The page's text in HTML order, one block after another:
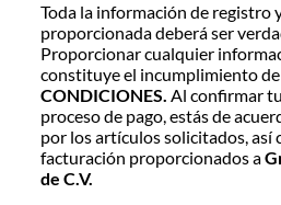
Toda la información de registro
proporcionada deberá ser
Proporcionar cualquier
constituye el incumplimiento
CONDICIONES. Al confirmar
proceso de pago, estás de
por los artículos solicitados, así
facturación proporcionados a
de C.V.